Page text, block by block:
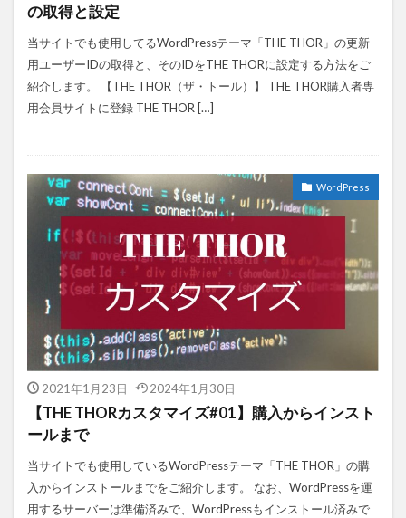
の取得と設定
当サイトでも使用してるWordPressテーマ「THE THOR」の更新
用ユーザーIDの取得と、そのIDをTHE THORに設定する方法をご
紹介します。 【THE THOR（ザ・トール）】 THE THOR購入者専
用会員サイトに登録 THE THOR […]
WordPress
2021年1月23日 2024年1月30日
【THE THORカスタマイズ#01】購入からインスト
ールまで
当サイトでも使用しているWordPressテーマ「THE THOR」の購
入からインストールまでをご紹介します。 なお、WordPressを運
用するサーバーは準備済みで、WordPressもインストール済みで